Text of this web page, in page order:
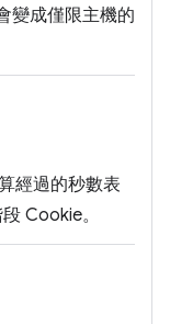
變成僅限主機的
經過的秒數表
Cookie。